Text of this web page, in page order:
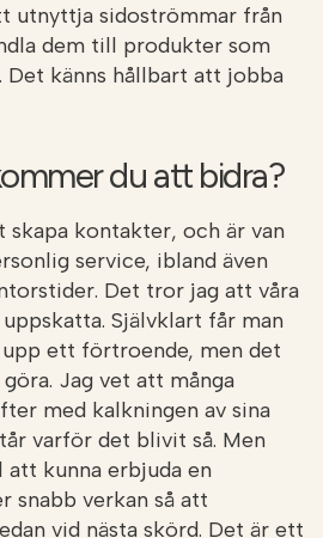
utnyttja sidoströmmar från
dem till produkter som
känns hållbart att jobba
du att bidra?
kontakter, och är van
service, ibland även
Det tror jag att våra
Självklart får man
ett förtroende, men det
Jag vet att många
med kalkningen av sina
varför det blivit så. Men
kunna erbjuda en
snabb verkan så att
vid nästa skörd. Det är ett